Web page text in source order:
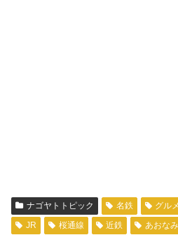
ナゴヤトトピック 名鉄 グルメ
JR
桜通線 近鉄 あおな